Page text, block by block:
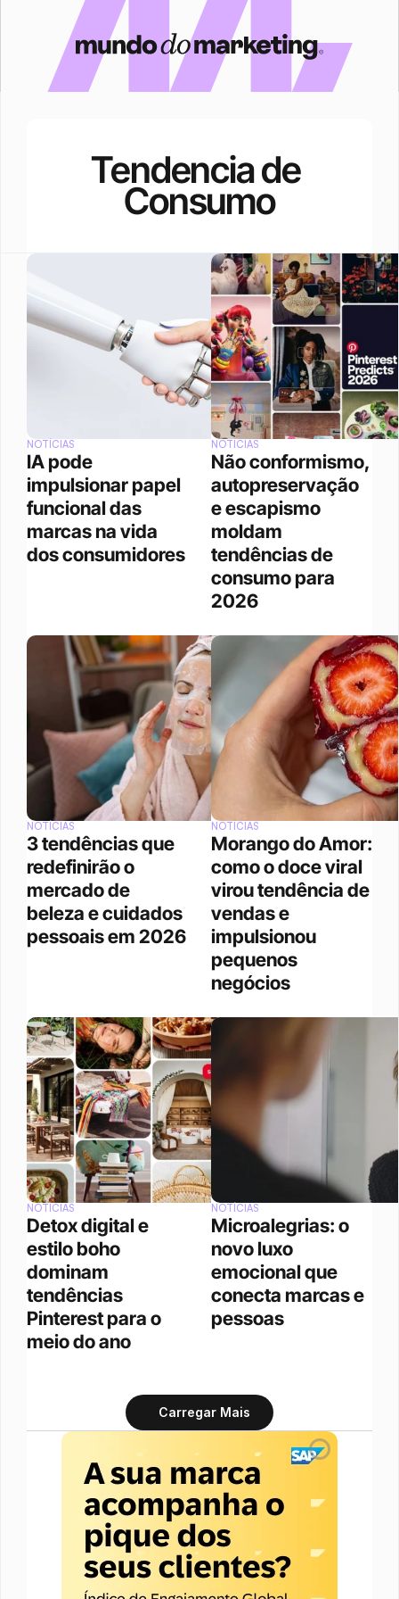
Tendencia de
Consumo
NOTÍCIAS
IA pode
impulsionar papel
funcional das
marcas na vida
dos consumidores
NOTÍCIAS
Não conformismo,
autopreservação
e escapismo
moldam
tendências de
consumo para
2026
NOTÍCIAS
3 tendências que
redefinirão o
mercado de
beleza e cuidados
pessoais em 2026
NOTÍCIAS
Morango do Amor:
como o doce viral
virou tendência de
vendas e
impulsionou
pequenos
negócios
NOTÍCIAS
Detox digital e
estilo boho
dominam
tendências
Pinterest para o
meio do ano
NOTÍCIAS
Microalegrias: o
novo luxo
emocional que
conecta marcas e
pessoas
Carregar Mais